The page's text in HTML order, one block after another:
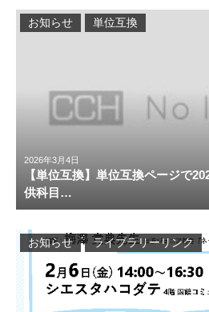
2026年3月4日
【単位互換】単位互換ページで
供科目…
お知らせ 単位互換
お知らせ ライブラリーリンク